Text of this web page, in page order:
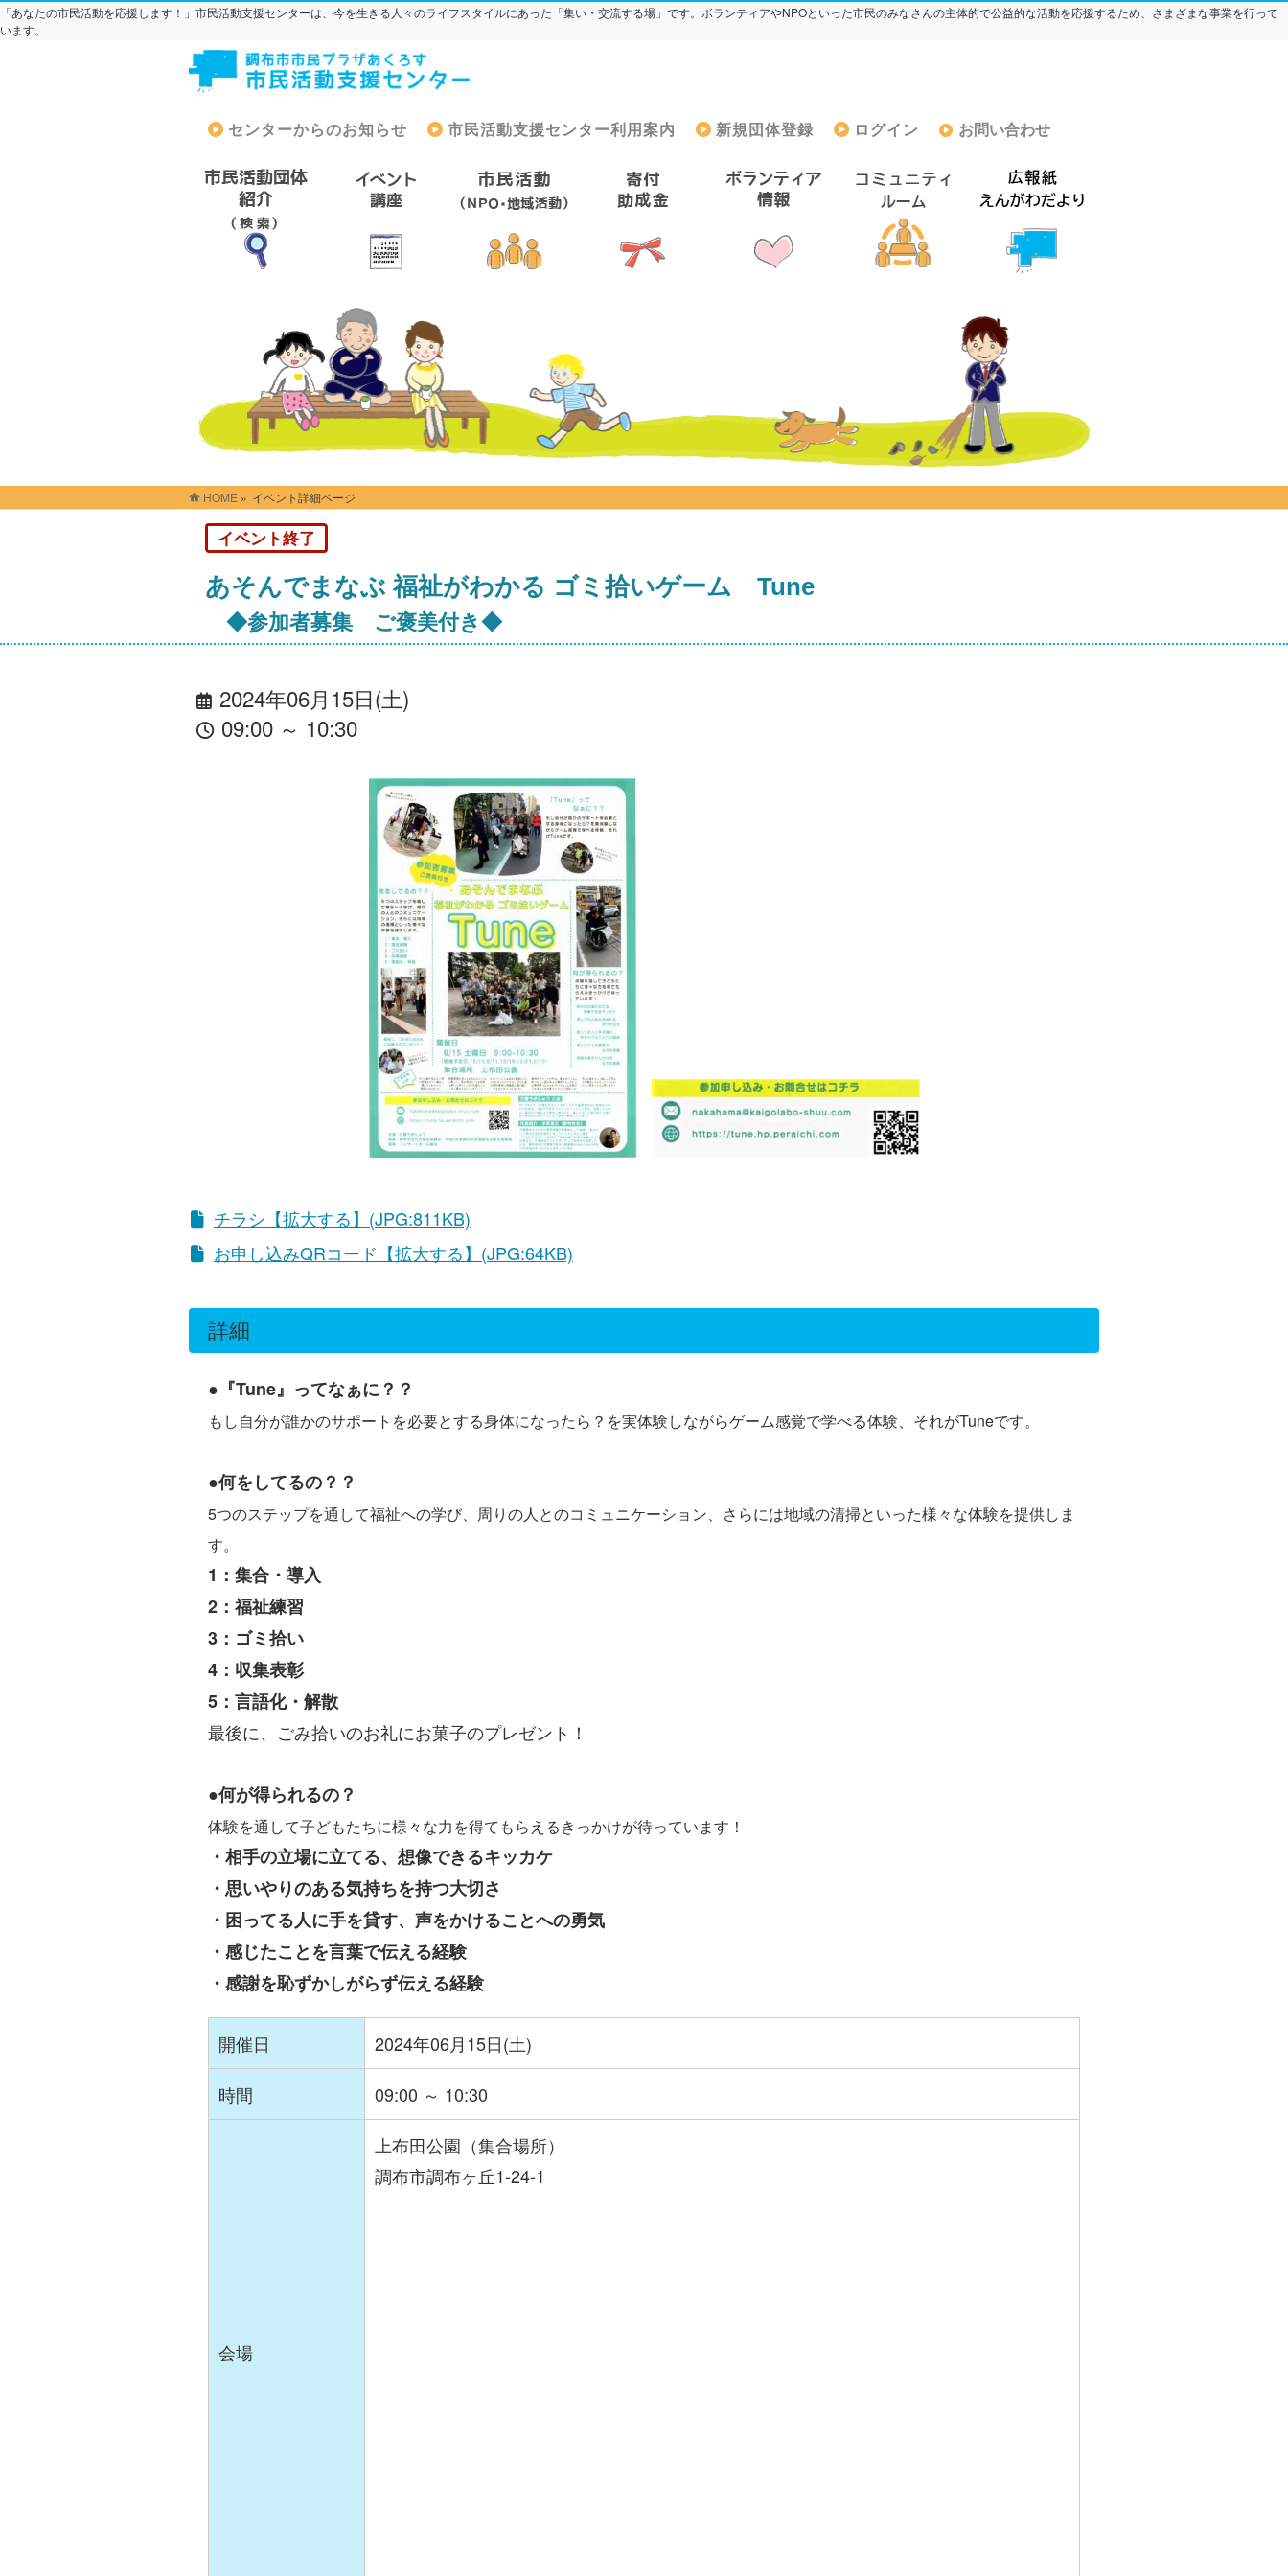
「あなたの市民活動を応援します！」市民活動支援センターは、今を生きる人々のライフスタイルにあった「集い・交流する場」です。ボランティアやNPOといった市民のみなさんの主体的で公益的な活動を応援するため、さまざまな事業を行って
います。
センターからのお知らせ 市民活動支援センター利用案内 新規団体登録 ログイン お問い合わせ
HOME » イベント詳細ページ
イベント終了
あそんでまなぶ 福祉がわかる ゴミ拾いゲーム Tune
◆参加者募集 ご褒美付き◆
2024年06月15日(土)
09:00 ～ 10:30
チラシ【拡大する】(JPG:811KB)
お申し込みQRコード【拡大する】(JPG:64KB)
詳細
●『Tune』ってなぁに？？
もし自分が誰かのサポートを必要とする身体になったら？を実体験しながらゲーム感覚で学べる体験、それがTuneです。
●何をしてるの？？
5つのステップを通して福祉への学び、周りの人とのコミュニケーション、さらには地域の清掃といった様々な体験を提供しま
す。
1：集合・導入
2：福祉練習
3：ゴミ拾い
4：収集表彰
5：言語化・解散
最後に、ごみ拾いのお礼にお菓子のプレゼント！
●何が得られるの？
体験を通して子どもたちに様々な力を得てもらえるきっかけが待っています！
・相手の立場に立てる、想像できるキッカケ
・思いやりのある気持ちを持つ大切さ
・困ってる人に手を貸す、声をかけることへの勇気
・感じたことを言葉で伝える経験
・感謝を恥ずかしがらず伝える経験
開催日 2024年06月15日(土)
時間 09:00 ～ 10:30
会場
上布田公園（集合場所）
調布市調布ヶ丘1-24-1